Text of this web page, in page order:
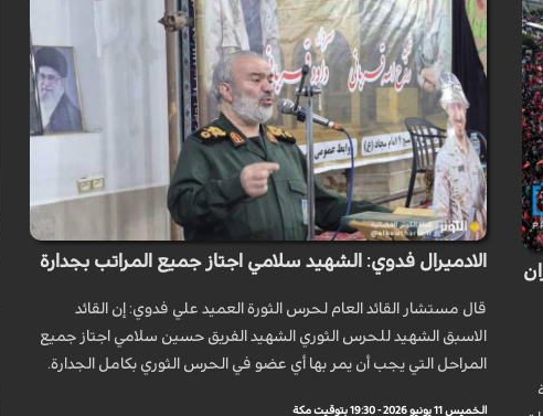
الادميرال فدوي: الشهيد سلامي اجتاز جميع المراتب بجدارة
قال مستشار القائد العام لحرس الثورة العميد علي فدوي: إن القائد
الاسبق الشهيد للحرس الثوري الشهيد الفريق حسين سلامي اجتاز جميع
المراحل التي يجب أن يمر بها أي عضو في الحرس الثوري بكامل الجدارة.
الخميس 11 يونيو 2026 - 19:30 بتوقيت مكة